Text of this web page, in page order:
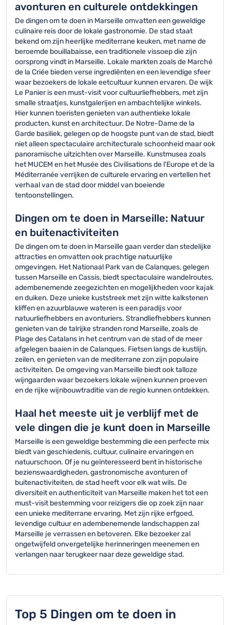
avonturen en culturele ontdekkingen
De dingen om te doen in Marseille omvatten een geweldige
culinaire reis door de lokale gastronomie. De stad staat
bekend om zijn heerlijke mediterrane keuken, met name de
beroemde bouillabaisse, een traditionele vissoep die zijn
oorsprong vindt in Marseille. Lokale markten zoals de Marché
de la Criée bieden verse ingrediënten en een levendige sfeer
waar bezoekers de lokale eetcultuur kunnen ervaren. De wijk
Le Panier is een must-visit voor cultuurliefhebbers, met zijn
smalle straatjes, kunstgalerijen en ambachtelijke winkels.
Hier kunnen toeristen genieten van authentieke lokale
producten, kunst en architectuur. De Notre-Dame de la
Garde basiliek, gelegen op de hoogste punt van de stad, biedt
niet alleen spectaculaire architecturale schoonheid maar ook
panoramische uitzichten over Marseille. Kunstmusea zoals
het MUCEM en het Musée des Civilisations de l'Europe et de la
Méditerranée verrijken de culturele ervaring en vertellen het
verhaal van de stad door middel van boeiende
tentoonstellingen.
Dingen om te doen in Marseille: Natuur
en buitenactiviteiten
De dingen om te doen in Marseille gaan verder dan stedelijke
attracties en omvatten ook prachtige natuurlijke
omgevingen. Het Nationaal Park van de Calanques, gelegen
tussen Marseille en Cassis, biedt spectaculaire wandelroutes,
adembenemende zeegezichten en mogelijkheden voor kajak
en duiken. Deze unieke kuststreek met zijn witte kalkstenen
kliffen en azuurblauwe wateren is een paradijs voor
natuurliefhebbers en avonturiers. Strandliefhebbers kunnen
genieten van de talrijke stranden rond Marseille, zoals de
Plage des Catalans in het centrum van de stad of de meer
afgelegen baaien in de Calanques. Fietsen langs de kustlijn,
zeilen, en genieten van de mediterrane zon zijn populaire
activiteiten. De omgeving van Marseille biedt ook talloze
wijngaarden waar bezoekers lokale wijnen kunnen proeven
en de rijke wijnbouwtraditie van de regio kunnen ontdekken.
Haal het meeste uit je verblijf met de
vele dingen die je kunt doen in Marseille
Marseille is een geweldige bestemming die een perfecte mix
biedt van geschiedenis, cultuur, culinaire ervaringen en
natuurschoon. Of je nu geïnteresseerd bent in historische
bezienswaardigheden, gastronomische avonturen of
buitenactiviteiten, de stad heeft voor elk wat wils. De
diversiteit en authenticiteit van Marseille maken het tot een
must-visit bestemming voor reizigers die op zoek zijn naar
een unieke mediterrane ervaring. Met zijn rijke erfgoed,
levendige cultuur en adembenemende landschappen zal
Marseille je verrassen en betoveren. Elke bezoeker zal
ongetwijfeld onvergetelijke herinneringen meenemen en
verlangen naar terugkeer naar deze geweldige stad.
Top 5 Dingen om te doen in